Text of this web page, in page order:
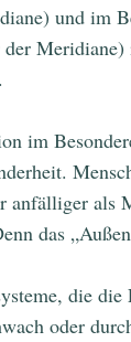
und im
im
anfälliger als
das
die die
oder